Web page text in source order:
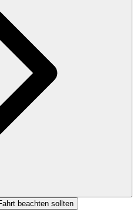
beachten sollten